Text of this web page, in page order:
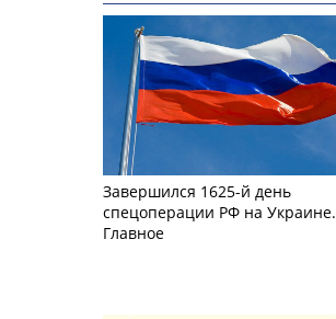
Завершился 1625-й день
спецоперации РФ на Украине.
Главное